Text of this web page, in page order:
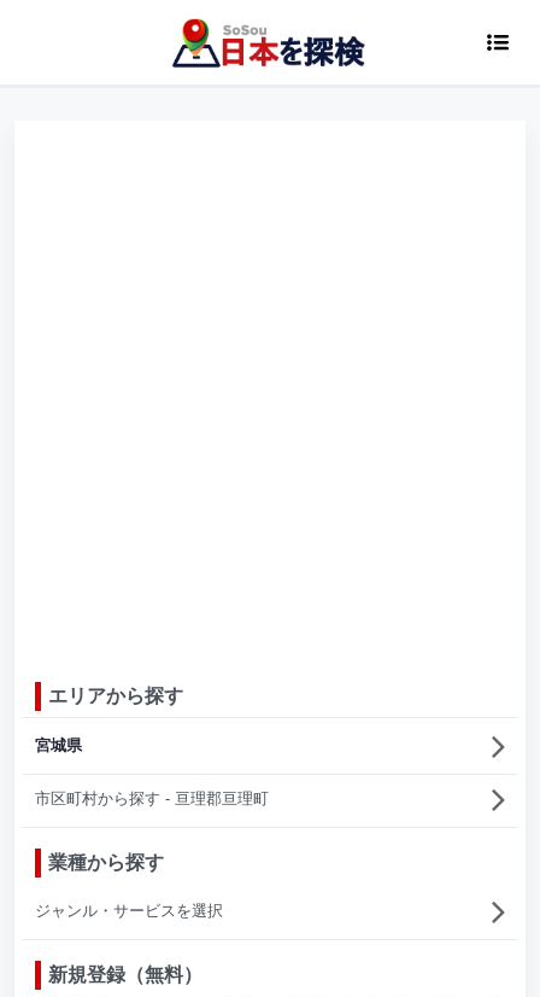
エリアから探す
宮城県
市区町村から探す - 亘理郡亘理町
業種から探す
ジャンル・サービスを選択
新規登録（無料）